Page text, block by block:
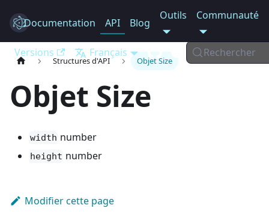
Electron
Documentation API Blog
Outils Communauté
Versions Français Rechercher
Structures d'API Objet Size
Objet Size
width number
height number
Modifier cette page